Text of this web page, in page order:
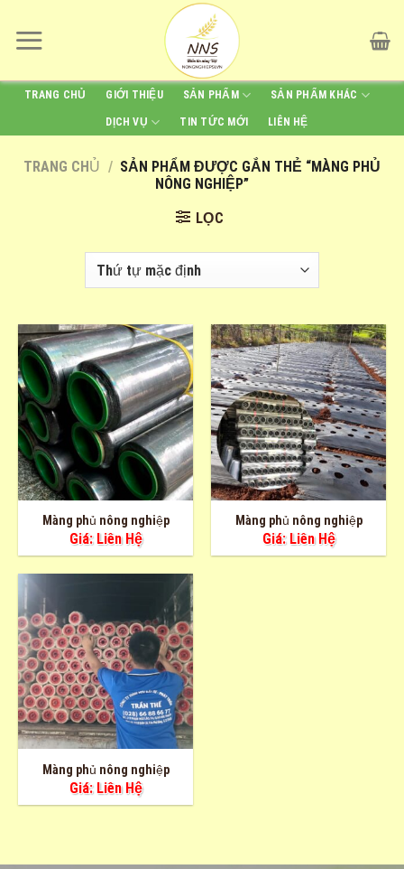
content
TRANG CHỦ GIỚI THIỆU SẢN PHẨM SẢN PHẨM KHÁC
DỊCH VỤ TIN TỨC MỚI LIÊN HỆ
TRANG CHỦ / SẢN PHẨM ĐƯỢC GẮN THẺ “MÀNG PHỦ
NÔNG NGHIỆP”
LỌC
Màng phủ nông nghiệp
Giá: Liên Hệ
Màng phủ nông nghiệp
Giá: Liên Hệ
Màng phủ nông nghiệp
Giá: Liên Hệ